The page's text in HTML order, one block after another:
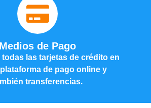
Medios de Pago
las tarjetas de crédito en
de pago online y
transferencias.